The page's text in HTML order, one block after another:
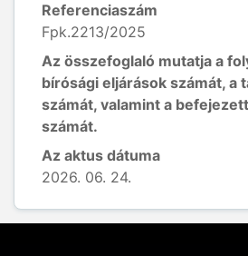
Referenciaszám
Fpk.2213/2025
Az összefoglaló mutatja a
bírósági eljárások számát, a
számát, valamint a
számát.
Az aktus dátuma
2026. 06. 24.